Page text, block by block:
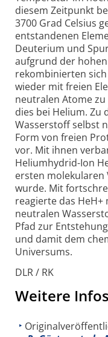
diesem Zeitpunkt
3700 Grad Celsius
entstandenen
Deuterium und
aufgrund der
rekombinierten
wieder mit freien
neutralen Atome
dies bei Helium. Zu
Wasserstoff selbst
Form von freien
vor. Mit ihnen
Heliumhydrid-Ion
ersten
wurde. Mit
reagierte das
neutralen
Pfad zur
und damit dem
Universums.
DLR / RK
Weitere Infos